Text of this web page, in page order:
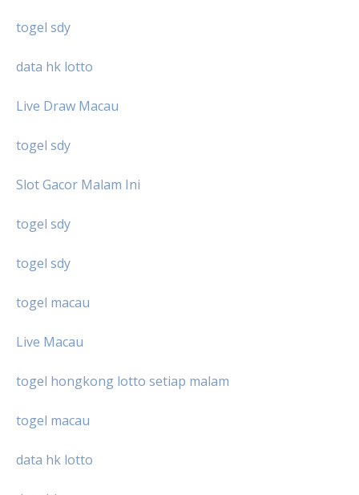
togel sdy
data hk lotto
Live Draw Macau
togel sdy
Slot Gacor Malam Ini
togel sdy
togel sdy
togel macau
Live Macau
togel hongkong lotto setiap malam
togel macau
data hk lotto